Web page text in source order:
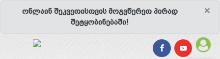
×
ონლაინ შეკვეთისთვის მოგვწერეთ პირად
შეტყობინებაში!